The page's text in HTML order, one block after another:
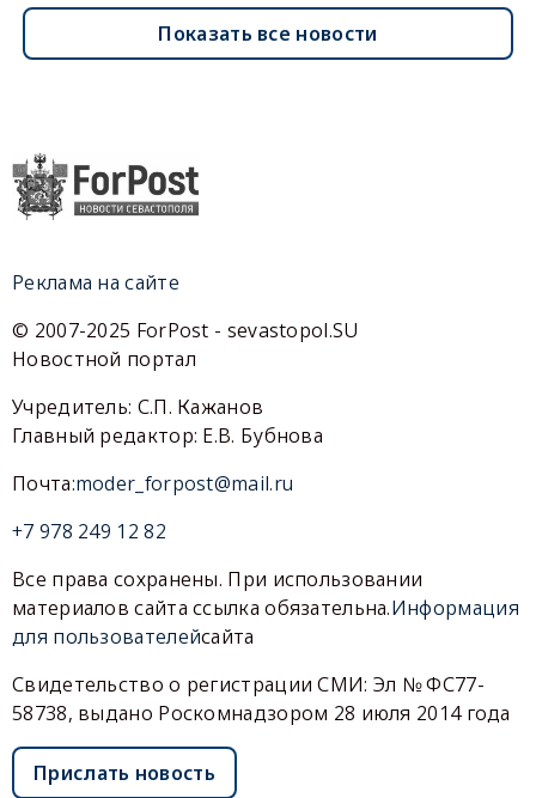
Показать все новости
Реклама на сайте
© 2007-2025 ForPost - sevastopol.SU
Новостной портал
Учредитель: С.П. Кажанов
Главный редактор: Е.В. Бубнова
Почта:moder_forpost@mail.ru
+7 978 249 12 82
Все права сохранены. При использовании
материалов сайта ссылка обязательна.Информация
для пользователейсайта
Свидетельство о регистрации СМИ: Эл № ФС77-
58738, выдано Роскомнадзором 28 июля 2014 года
Прислать новость